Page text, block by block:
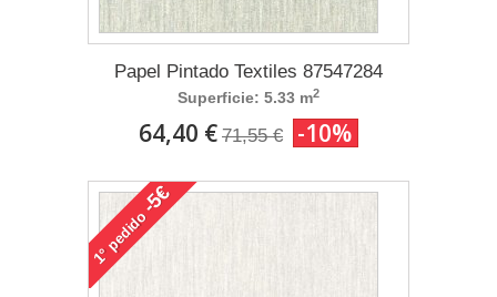
Papel Pintado Textiles 87547284
Superficie: 5.33 m2
64,40 € 71,55 € -10%
1°
pedido
-5€